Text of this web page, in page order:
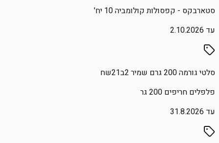
סטארבקס - קפסולות קולומביה 10 יח'
עד 2.10.2026
סלטי גורמה 200 גרם שמיר 2ב21שח
פלפלים חריפים 200 גר
עד 31.8.2026